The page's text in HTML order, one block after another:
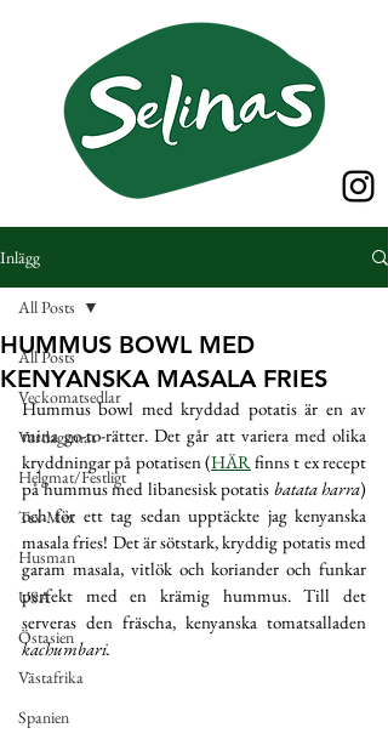
Inlägg
All Posts
Veckomatsedlar
Vardagsmat
Helgmat/Festligt
Tex-Mex
Husman
USA
Östasien
Västafrika
Spanien
All Posts
HUMMUS BOWL MED
KENYANSKA MASALA FRIES
Hummus bowl med kryddad potatis är en av
mina go-to-rätter. Det går att variera med olika
kryddningar på potatisen (HÄR finns t ex recept
på hummus med libanesisk potatis batata harra)
och för ett tag sedan upptäckte jag kenyanska
masala fries! Det är sötstark, kryddig potatis med
garam masala, vitlök och koriander och funkar
perfekt med en krämig hummus. Till det
kachumbari.